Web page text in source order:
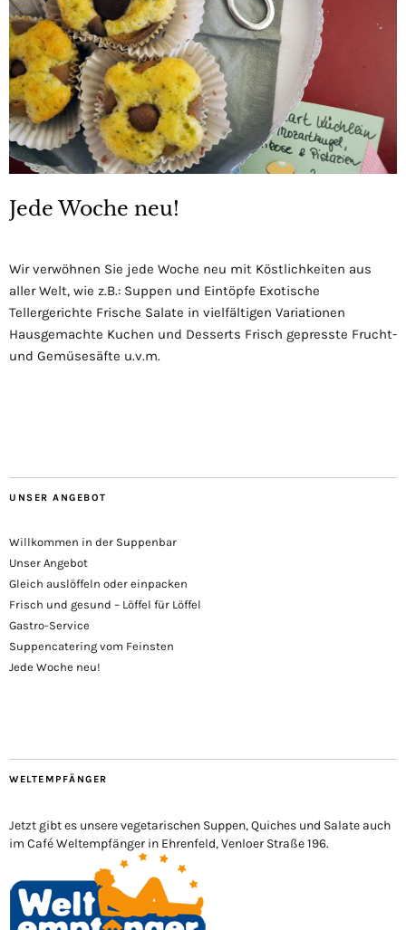
Jede Woche neu!
Wir verwöhnen Sie jede Woche neu mit Köstlichkeiten aus
aller Welt, wie z.B.: Suppen und Eintöpfe Exotische
Tellergerichte Frische Salate in vielfältigen Variationen
Hausgemachte Kuchen und Desserts Frisch gepresste Frucht-
und Gemüsesäfte u.v.m.
UNSER ANGEBOT
Willkommen in der Suppenbar
Unser Angebot
Gleich auslöffeln oder einpacken
Frisch und gesund – Löffel für Löffel
Gastro-Service
Suppencatering vom Feinsten
Jede Woche neu!
WELTEMPFÄNGER
Jetzt gibt es unsere vegetarischen Suppen, Quiches und Salate auch
im Café Weltempfänger in Ehrenfeld, Venloer Straße 196.